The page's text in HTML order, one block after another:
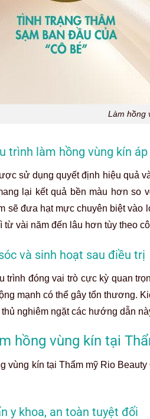
Làm hồng
trình làm hồng vùng kín áp
sử dụng quyết định hiệu quả
lại kết quả bền màu hơn so
sẽ đưa hạt mực chuyên biệt
từ vài năm đến lâu hơn tùy theo
và sinh hoạt sau điều trị
trình đóng vai trò cực kỳ quan
mạnh có thể gây tổn thương.
nghiêm ngặt các hướng dẫn
hồng vùng kín tại
vùng kín tại Thẩm mỹ Rio
y khoa, an toàn tuyệt đối